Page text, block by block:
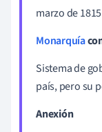
marzo de
Monarquía
Sistema de
país, pero su
Anexión